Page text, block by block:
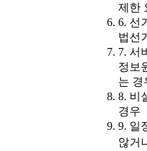
제한
6. 선
법선
7. 서
정보
는 경
8. 비
경우
9. 일
않거